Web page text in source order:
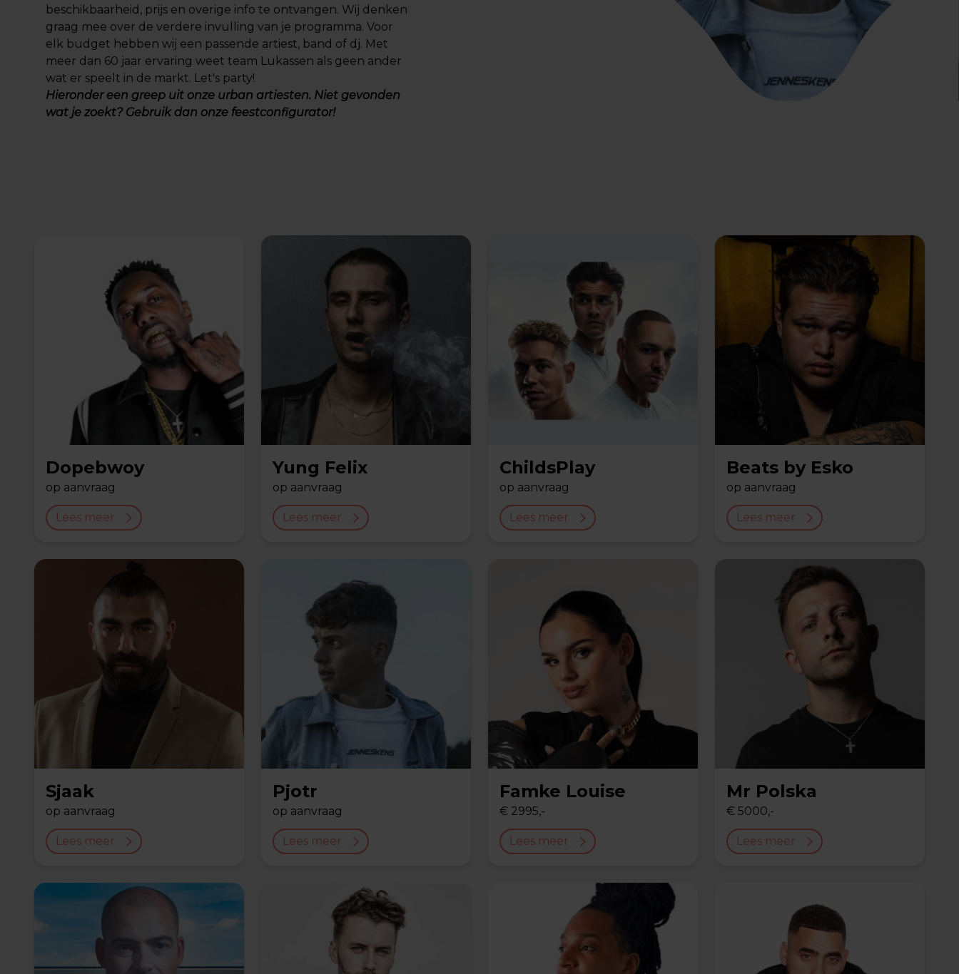
beschikbaarheid, prijs en overige info te ontvangen. Wij denken
graag mee over de verdere invulling van je programma. Voor
elk budget hebben wij een passende artiest, band of dj. Met
meer dan 60 jaar ervaring weet team Lukassen als geen ander
wat er speelt in de markt. Let's party!
Hieronder een greep uit onze urban artiesten. Niet gevonden
wat je zoekt? Gebruik dan onze feestconfigurator!
Dopebwoy
op aanvraag
Lees meer
Yung Felix
op aanvraag
Lees meer
ChildsPlay
op aanvraag
Lees meer
Beats by Esko
op aanvraag
Lees meer
Sjaak
op aanvraag
Lees meer
Pjotr
op aanvraag
Lees meer
Famke Louise
€ 2995,-
Lees meer
Mr Polska
€ 5000,-
Lees meer